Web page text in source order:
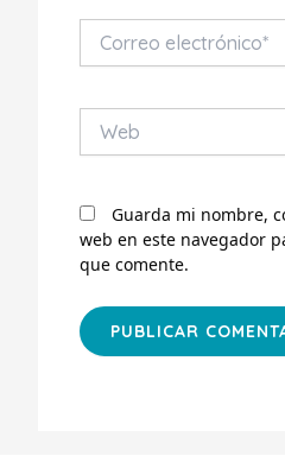
electrónico*
Guarda mi nombre,
web en este navegador
que comente.